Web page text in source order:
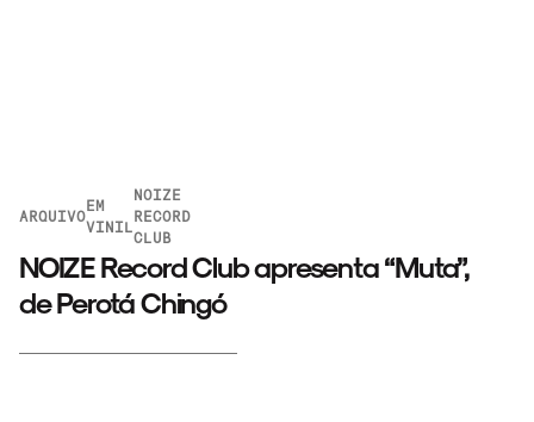
ARQUIVO
EM
VINIL
NOIZE
RECORD
CLUB
NOIZE Record Club apresenta “Muta”,
de Perotá Chingó